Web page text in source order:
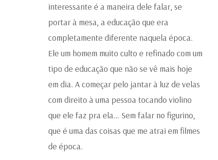
interessante é a maneira dele falar, se
portar à mesa, a educação que era
completamente diferente naquela época.
Ele um homem muito culto e refinado com um
tipo de educação que não se vê mais hoje
em dia. A começar pelo jantar à luz de velas
com direito à uma pessoa tocando violino
que ele faz pra ela… Sem falar no figurino,
que é uma das coisas que me atrai em filmes
de época.